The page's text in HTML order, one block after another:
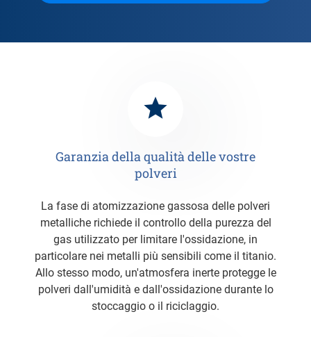
Garanzia della qualità delle vostre
polveri
La fase di atomizzazione gassosa delle polveri
metalliche richiede il controllo della purezza del
gas utilizzato per limitare l'ossidazione, in
particolare nei metalli più sensibili come il titanio.
Allo stesso modo, un'atmosfera inerte protegge le
polveri dall'umidità e dall'ossidazione durante lo
stoccaggio o il riciclaggio.